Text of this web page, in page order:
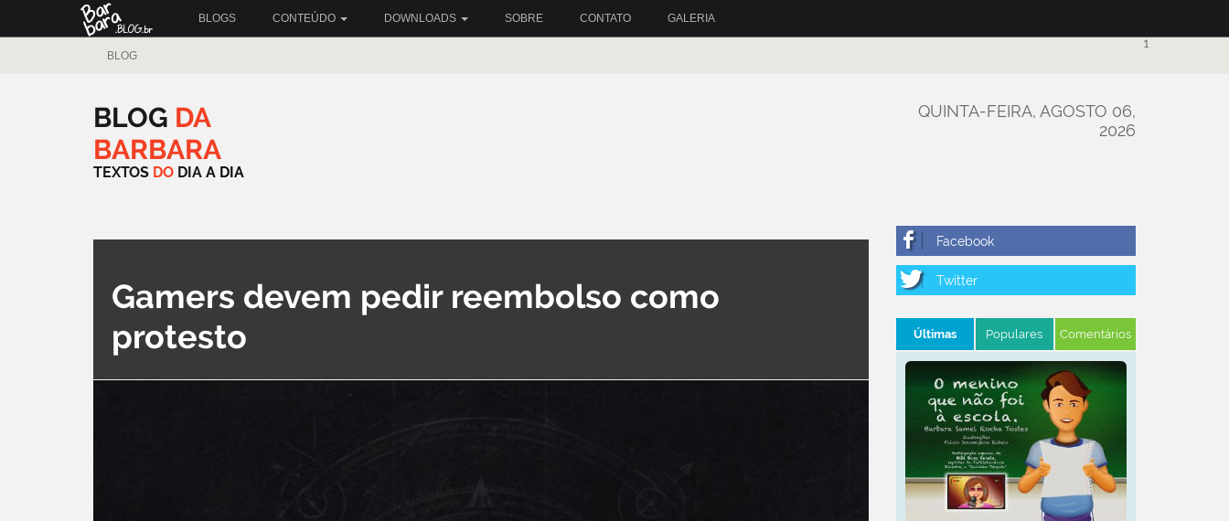
BLOGS CONTEÚDO DOWNLOADS SOBRE CONTATO GALERIA
BLOG
1
BLOG DA
BARBARA
TEXTOS DO DIA A DIA
QUINTA-FEIRA, AGOSTO 06,
2026
Gamers devem pedir reembolso como
protesto
Últimas Populares Comentários